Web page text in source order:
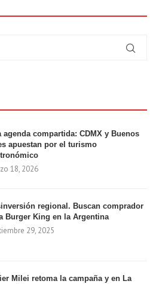
agenda compartida: CDMX y Buenos
apuestan por el turismo
18, 2026
regional. Buscan comprador
Burger King en la Argentina
29, 2025
Milei retoma la campaña y en La